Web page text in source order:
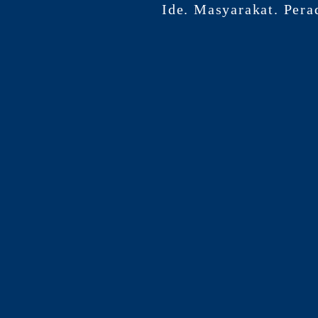
Ide. Masyarakat.